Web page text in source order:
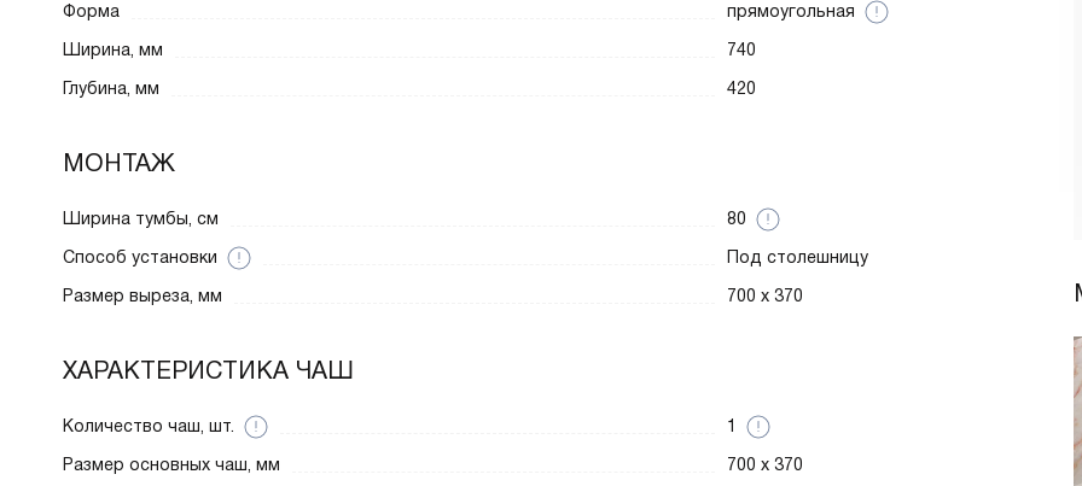
Форма
прямоугольная
Ширина, мм
740
Глубина, мм
420
МОНТАЖ
Ширина тумбы, см
80
Способ установки
Под столешницу
Размер выреза, мм
700 х 370
ХАРАКТЕРИСТИКА ЧАШ
Количество чаш, шт.
1
Размер основных чаш, мм
700 х 370